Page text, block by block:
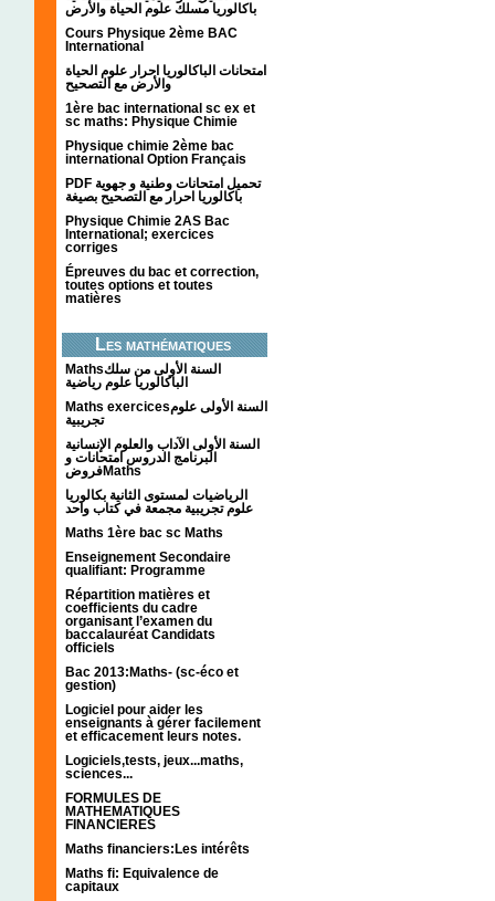
باكالوريا مسلك علوم الحياة والأرض
Cours Physique 2ème BAC
International
امتحانات الباكالوريا احرار علوم الحياة
والأرض مع التصحيح
1ère bac international sc ex et
sc maths: Physique Chimie
Physique chimie 2ème bac
international Option Français
PDF تحميل امتحانات وطنية و جهوية
باكالوريا احرار مع التصحيح بصيغة
Physique Chimie 2AS Bac
International; exercices
corriges
Épreuves du bac et correction,
toutes options et toutes
matières
Les mathématiques
Mathsالسنة الأولى من سلك
الباكالوريا علوم رياضية
Maths exercicesالسنة الأولى علوم
تجريبية
السنة الأولى الآداب والعلوم الإنسانية
البرنامج الدروس امتحانات و
فروضMaths
الرياضيات لمستوى الثانية بكالوريا
علوم تجريبية مجمعة في كتاب واحد
Maths 1ère bac sc Maths
Enseignement Secondaire
qualifiant: Programme
Répartition matières et
coefficients du cadre
organisant l’examen du
baccalauréat Candidats
officiels
Bac 2013:Maths- (sc-éco et
gestion)
Logiciel pour aider les
enseignants à gérer facilement
et efficacement leurs notes.
Logiciels,tests, jeux...maths,
sciences...
FORMULES DE
MATHEMATIQUES
FINANCIERES
Maths financiers:Les intérêts
Maths fi: Equivalence de
capitaux